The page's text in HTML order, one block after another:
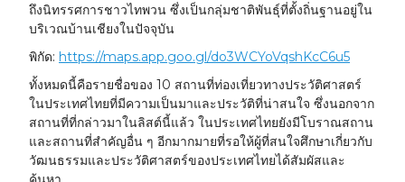
ถึงนิทรรศการชาวไทพวน ซึ่งเป็นกลุ่มชาติพันธุ์ที่ตั้งถิ่นฐานอยู่ใน
บริเวณบ้านเชียงในปัจจุบัน
พิกัด: https://maps.app.goo.gl/do3WCYoVqshKcC6u5
ทั้งหมดนี้คือรายชื่อของ 10 สถานที่ท่องเที่ยวทางประวัติศาสตร์
ในประเทศไทยที่มีความเป็นมาและประวัติที่น่าสนใจ ซึ่งนอกจาก
สถานที่ที่กล่าวมาในลิสต์นี้แล้ว ในประเทศไทยยังมีโบราณสถาน
และสถานที่สำคัญอื่น ๆ อีกมากมายที่รอให้ผู้ที่สนใจศึกษาเกี่ยวกับ
วัฒนธรรมและประวัติศาสตร์ของประเทศไทยได้สัมผัสและ